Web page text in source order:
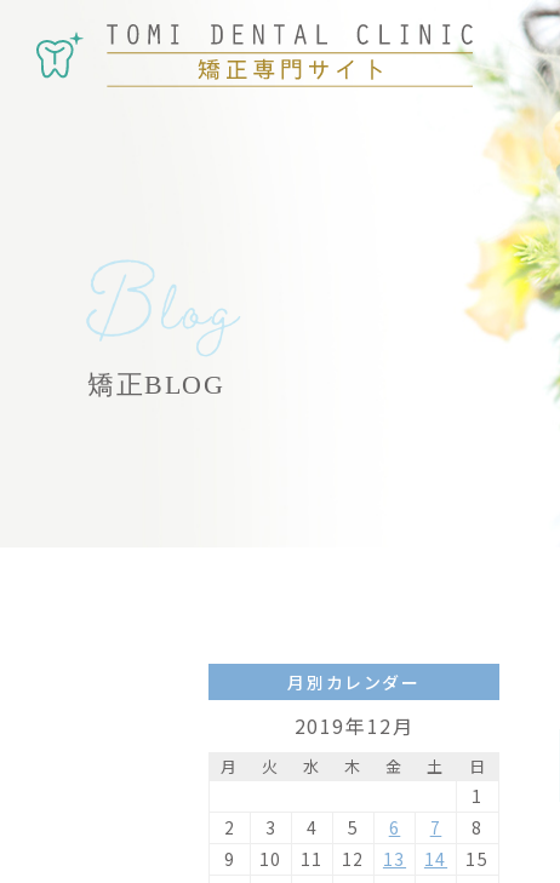
Blog
矯正BLOG
月別カレンダー
2019年12月
月 火 水 木 金 土 日
1
2
3 4 5 6 7
8
9
10 11 12 13 14
15